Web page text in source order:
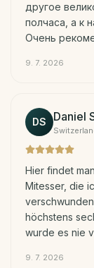
другое
полчаса, а к
Очень
9. 7. 2026
DS Daniel
Hier findet
Mitesser, die
höchstens
wurde es nie
9. 7. 2026